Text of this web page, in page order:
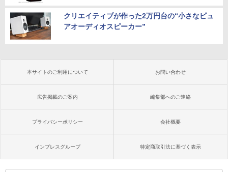
クリエイティブが作った2万円台の“小さなピュ
アオーディオスピーカー”
本サイトのご利用について お問い合わせ
広告掲載のご案内 編集部へのご連絡
プライバシーポリシー 会社概要
インプレスグループ 特定商取引法に基づく表示